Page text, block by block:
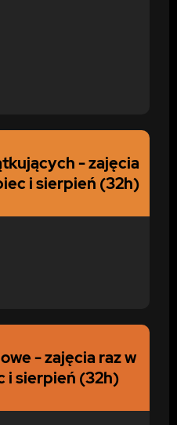
- zajęcia
i sierpień (32h)
- zajęcia raz w
i sierpień (32h)